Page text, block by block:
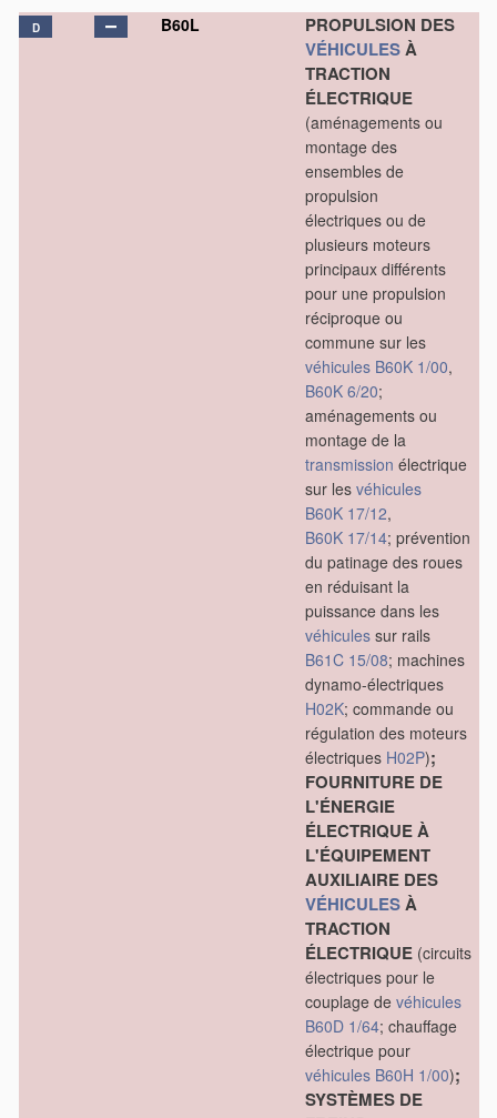
D B60L
PROPULSION DES
VÉHICULESÀ
TRACTION
ÉLECTRIQUE
(aménagements ou
montage des
ensembles de
propulsion
électriques ou de
plusieurs moteurs
principaux différents
pour une propulsion
réciproque ou
commune sur les
véhicules B60K 1/00,
B60K 6/20;
aménagements ou
montage de la
transmission électrique
sur les véhicules
B60K 17/12,
B60K 17/14; prévention
du patinage des roues
en réduisant la
puissance dans les
véhicules sur rails
B61C 15/08; machines
dynamo-électriques
H02K; commande ou
régulation des moteurs
électriques H02P);
FOURNITURE DE
L'ÉNERGIE
ÉLECTRIQUE À
L'ÉQUIPEMENT
AUXILIAIRE DES
VÉHICULESÀ
TRACTION
ÉLECTRIQUE (circuits
électriques pour le
couplage de véhicules
B60D 1/64; chauffage
électrique pour
véhicules B60H 1/00);
SYSTÈMES DE